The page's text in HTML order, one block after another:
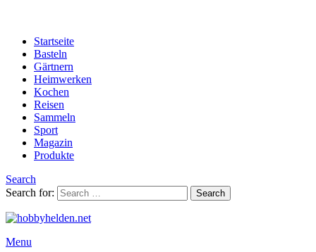
Startseite
Basteln
Gärtnern
Heimwerken
Kochen
Reisen
Sammeln
Sport
Magazin
Produkte
Search
Search for:
Search
Menu